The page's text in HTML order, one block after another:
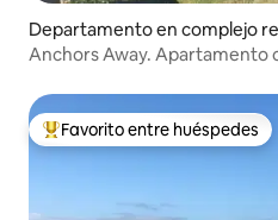
Departamento en complejo
merset
Anchors Away. Apartamento
Favorito entre los huéspedes
Favorito entre huéspedes